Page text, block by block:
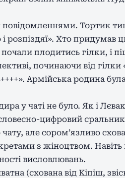
повідомленнями. Тортик
розпіздяї». Хто придумав
плодитись гілки, і
починаючи від гілки
Армійська родина
у чаті не було. Як і
цифровий
але соромʼязливо
з жіноцтвом.
висловлювань.
(схована від Кіпіш,